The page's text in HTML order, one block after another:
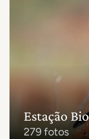
Estação
279 fotos